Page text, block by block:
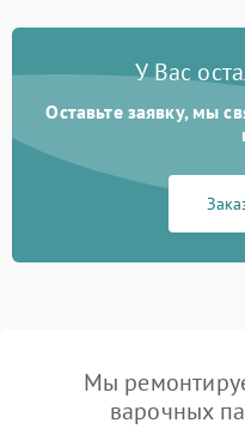
У Вас
Оставьте заявку, мы
Мы
варочных